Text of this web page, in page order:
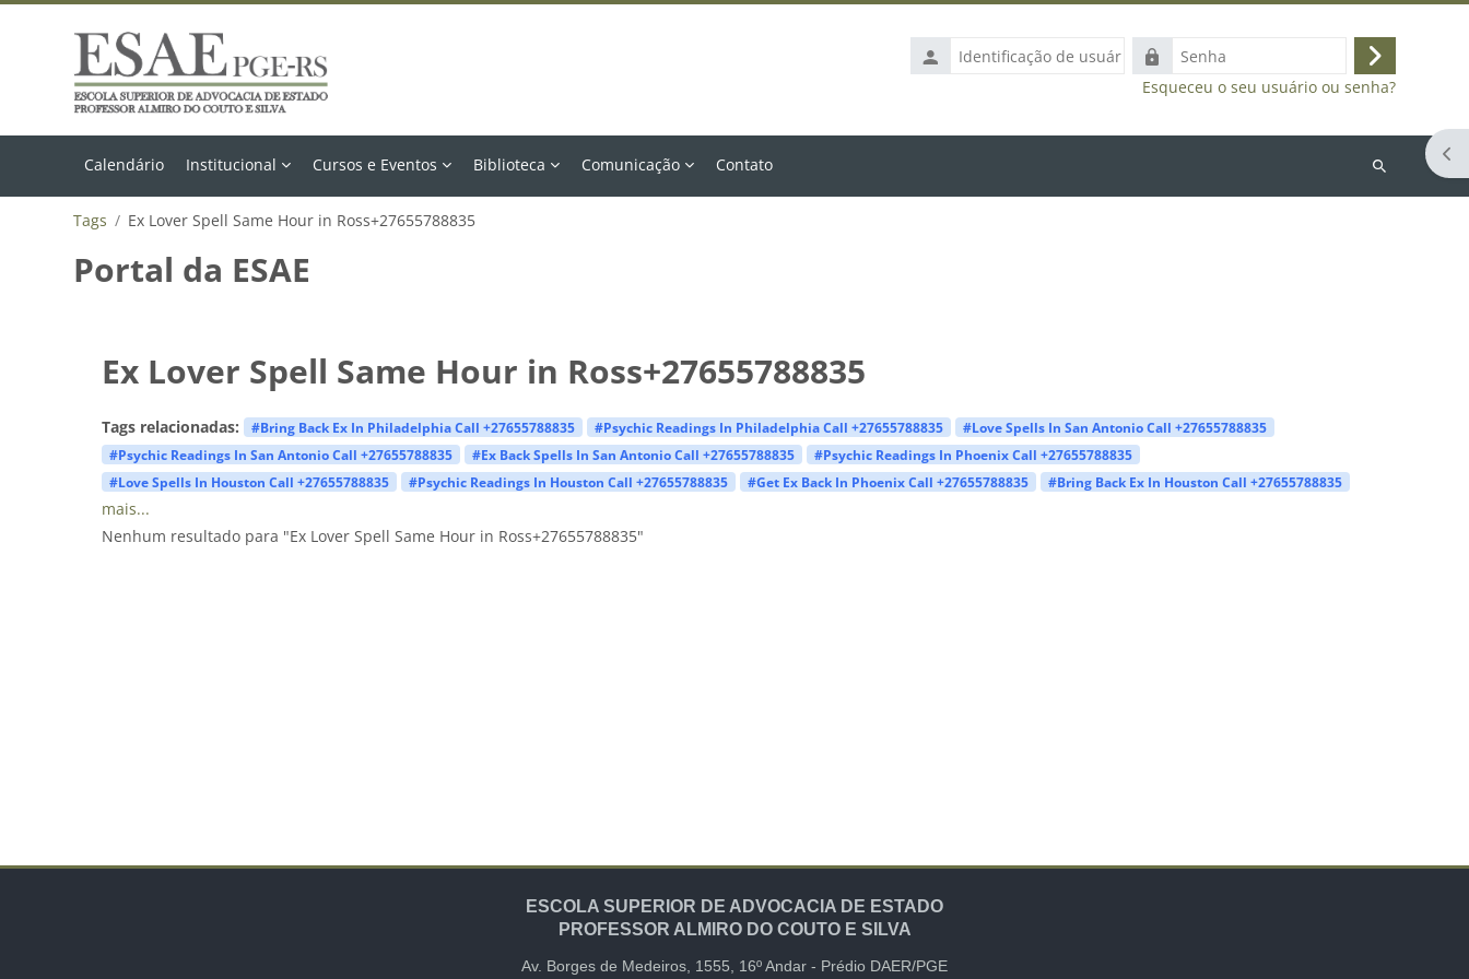
Identificação
de
Senha
Acessar
Esqueceu o seu usuário ou senha?
Calendário Institucional Cursos e Eventos Biblioteca Comunicação Contato
Buscar
Tags Ex Lover Spell Same Hour in Ross+27655788835
Portal da ESAE
Ex Lover Spell Same Hour in Ross+27655788835
Tags relacionadas: #Bring Back Ex In Philadelphia Call +27655788835 #Psychic Readings In Philadelphia Call +27655788835
#Love Spells In San Antonio Call +27655788835
#Psychic Readings In San Antonio Call +27655788835
#Ex Back Spells In San Antonio Call +27655788835
#Psychic Readings In Phoenix Call +27655788835
#Love Spells In Houston Call +27655788835
#Psychic Readings In Houston Call +27655788835 #Get Ex Back In Phoenix Call +27655788835 #Bring Back Ex In Houston Call +27655788835
mais...
Nenhum resultado para "Ex Lover Spell Same Hour in Ross+27655788835"
ESCOLA SUPERIOR DE ADVOCACIA DE ESTADO
PROFESSOR ALMIRO DO COUTO E SILVA
Av. Borges de Medeiros, 1555, 16º Andar - Prédio DAER/PGE